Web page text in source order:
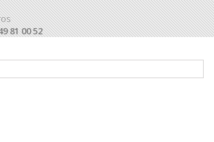
81 00 52